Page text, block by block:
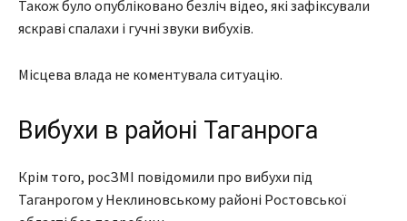
Також було опубліковано безліч відео, які зафіксували
яскраві спалахи і гучні звуки вибухів.
Місцева влада не коментувала ситуацію.
Вибухи в районі Таганрога
Крім того, росЗМІ повідомили про вибухи під
Таганрогом у Неклиновському районі Ростовської